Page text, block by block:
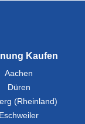
Kaufen
Aachen
Düren
(Rheinland)
Eschweiler